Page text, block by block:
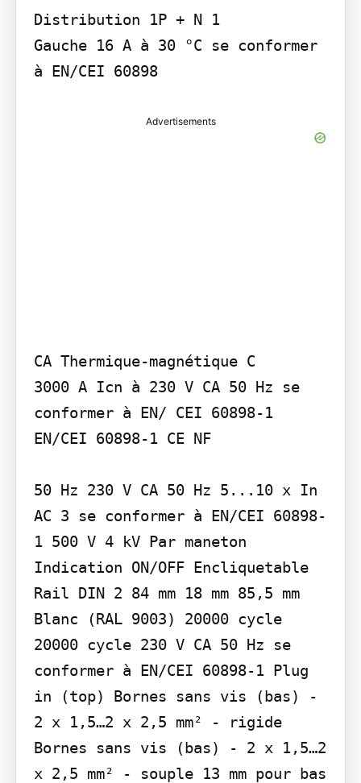
Distribution 1P + N 1
Gauche 16 A à 30 °C se conformer
à EN/CEI 60898
Advertisements
CA Thermique-magnétique C
3000 A Icn à 230 V CA 50 Hz se
conformer à EN/ CEI 60898-1
EN/CEI 60898-1 CE NF
50 Hz 230 V CA 50 Hz 5...10 x In
AC 3 se conformer à EN/CEI 60898-
1 500 V 4 kV Par maneton
Indication ON/OFF Encliquetable
Rail DIN 2 84 mm 18 mm 85,5 mm
Blanc (RAL 9003) 20000 cycle
20000 cycle 230 V CA 50 Hz se
conformer à EN/CEI 60898-1 Plug
in (top) Bornes sans vis (bas) -
2 x 1,5…2 x 2,5 mm² - rigide
Bornes sans vis (bas) - 2 x 1,5…2
x 2,5 mm² - souple 13 mm pour bas